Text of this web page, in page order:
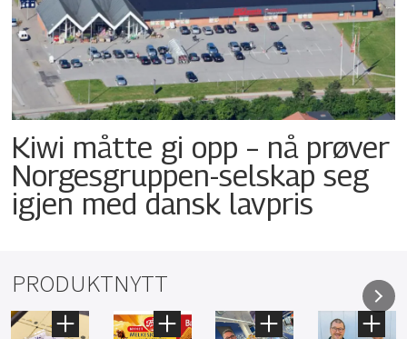
Kiwi måtte gi opp – nå prøver
Norgesgruppen-selskap seg
igjen med dansk lavpris
PRODUKTNYTT